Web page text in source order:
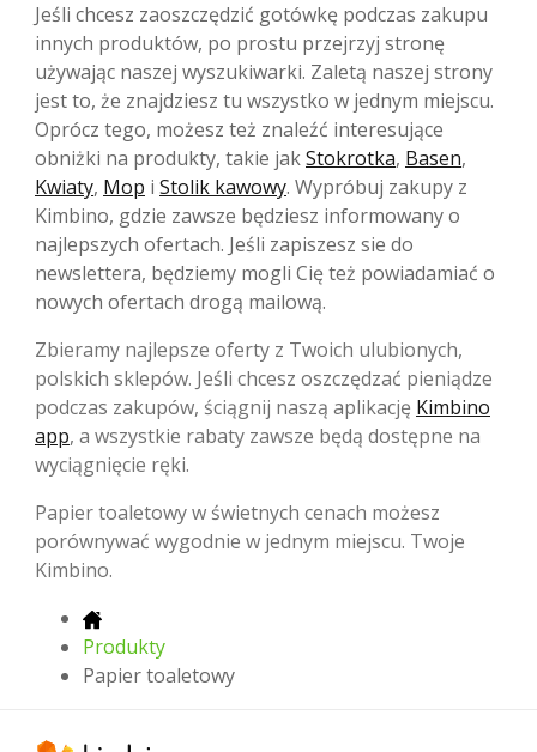
Jeśli chcesz zaoszczędzić gotówkę podczas zakupu
innych produktów, po prostu przejrzyj stronę
używając naszej wyszukiwarki. Zaletą naszej strony
jest to, że znajdziesz tu wszystko w jednym miejscu.
Oprócz tego, możesz też znaleźć interesujące
obniżki na produkty, takie jakStokrotka, Basen,
Kwiaty, Mop i Stolik kawowy. Wypróbuj zakupy z
Kimbino, gdzie zawsze będziesz informowany o
najlepszych ofertach. Jeśli zapiszesz sie do
newslettera, będziemy mogli Cię też powiadamiać o
nowych ofertach drogą mailową.
Zbieramy najlepsze oferty z Twoich ulubionych,
polskich sklepów. Jeśli chcesz oszczędzać pieniądze
podczas zakupów, ściągnij naszą aplikację Kimbino
app, a wszystkie rabaty zawsze będą dostępne na
wyciągnięcie ręki.
Papier toaletowy w świetnych cenach możesz
porównywać wygodnie w jednym miejscu. Twoje
Kimbino.
Produkty
Papier toaletowy